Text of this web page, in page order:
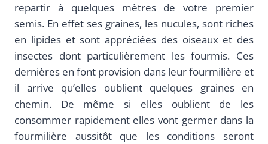
repartir à quelques mètres de votre premier
semis. En effet ses graines, les nucules, sont riches
en lipides et sont appréciées des oiseaux et des
insectes dont particulièrement les fourmis. Ces
dernières en font provision dans leur fourmilière et
il arrive qu’elles oublient quelques graines en
chemin. De même si elles oublient de les
consommer rapidement elles vont germer dans la
fourmilière aussitôt que les conditions seront